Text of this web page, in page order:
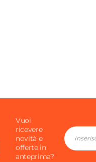
Vuoi
ricevere
novità e
offerte in
anteprima?